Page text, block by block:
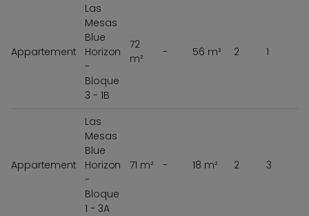
Appartement
Las
Mesas
Blue
Horizon
-
Bloque
3 - 1B
72
m²
- 56 m² 2 1
Appartement
Las
Mesas
Blue
Horizon
-
Bloque
1 - 3A
71 m² - 18 m² 2 3